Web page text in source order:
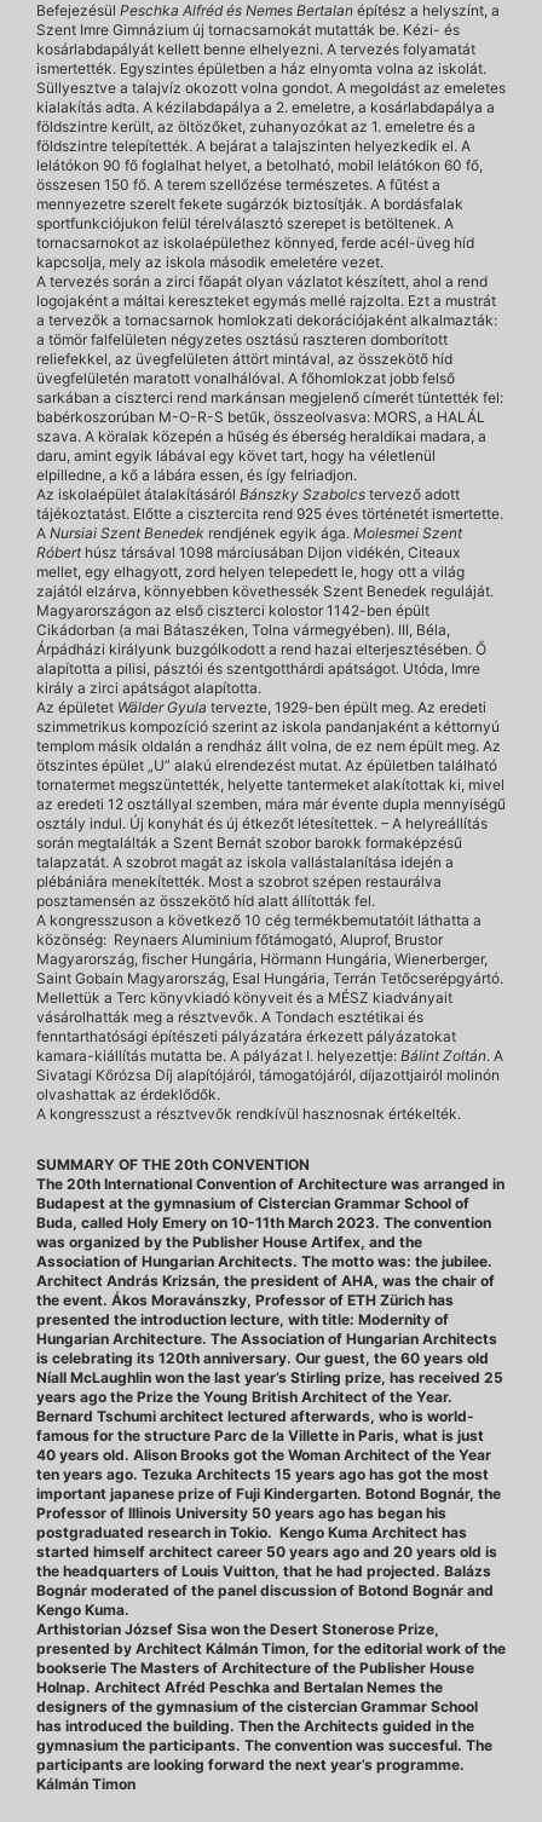
Befejezésül Peschka Alfréd és Nemes Bertalan építész a helyszínt, a
Szent Imre Gimnázium új tornacsarnokát mutatták be. Kézi- és
kosárlabdapályát kellett benne elhelyezni. A tervezés folyamatát
ismertették. Egyszintes épületben a ház elnyomta volna az iskolát.
Süllyesztve a talajvíz okozott volna gondot. A megoldást az emeletes
kialakítás adta. A kézilabdapálya a 2. emeletre, a kosárlabdapálya a
földszintre került, az öltözőket, zuhanyozókat az 1. emeletre és a
földszintre telepítették. A bejárat a talajszinten helyezkedik el. A
lelátókon 90 fő foglalhat helyet, a betolható, mobil lelátókon 60 fő,
összesen 150 fő. A terem szellőzése természetes. A fűtést a
mennyezetre szerelt fekete sugárzók biztosítják. A bordásfalak
sportfunkciójukon felül térelválasztó szerepet is betöltenek. A
tornacsarnokot az iskolaépülethez könnyed, ferde acél-üveg híd
kapcsolja, mely az iskola második emeletére vezet.
A tervezés során a zirci főapát olyan vázlatot készített, ahol a rend
logojaként a máltai kereszteket egymás mellé rajzolta. Ezt a mustrát
a tervezők a tornacsarnok homlokzati dekorációjaként alkalmazták:
a tömör falfelületen négyzetes osztású raszteren domborított
reliefekkel, az üvegfelületen áttört mintával, az összekötő híd
üvegfelületén maratott vonalhálóval. A főhomlokzat jobb felső
sarkában a ciszterci rend markánsan megjelenő címerét tüntették fel:
babérkoszorúban M-O-R-S betűk, összeolvasva: MORS, a HALÁL
szava. A köralak közepén a hűség és éberség heraldikai madara, a
daru, amint egyik lábával egy követ tart, hogy ha véletlenül
elpilledne, a kő a lábára essen, és így felriadjon.
Az iskolaépület átalakításáról Bánszky Szabolcs tervező adott
tájékoztatást. Előtte a cisztercita rend 925 éves történetét ismertette.
A Nursiai Szent Benedek rendjének egyik ága. Molesmei Szent
Róberthúsz társával 1098 márciusában Dijon vidékén, Citeaux
mellet, egy elhagyott, zord helyen telepedett le, hogy ott a világ
zajától elzárva, könnyebben követhessék Szent Benedek reguláját.
Magyarországon az első ciszterci kolostor 1142-ben épült
Cikádorban (a mai Bátaszéken, Tolna vármegyében). III, Béla,
Árpádházi királyunk buzgólkodott a rend hazai elterjesztésében. Ő
alapította a pilisi, pásztói és szentgotthárdi apátságot. Utóda, Imre
király a zirci apátságot alapította.
Az épületet Wälder Gyula tervezte, 1929-ben épült meg. Az eredeti
szimmetrikus kompozíció szerint az iskola pandanjaként a kéttornyú
templom másik oldalán a rendház állt volna, de ez nem épült meg. Az
ötszintes épület „U” alakú elrendezést mutat. Az épületben található
tornatermet megszüntették, helyette tantermeket alakítottak ki, mivel
az eredeti 12 osztállyal szemben, mára már évente dupla mennyiségű
osztály indul. Új konyhát és új étkezőt létesítettek. – A helyreállítás
során megtalálták a Szent Bernát szobor barokk formaképzésű
talapzatát. A szobrot magát az iskola vallástalanítása idején a
plébániára menekítették. Most a szobrot szépen restaurálva
posztamensén az összekötő híd alatt állították fel.
A kongresszuson a következő 10 cég termékbemutatóit láthatta a
közönség: Reynaers Aluminium főtámogató, Aluprof, Brustor
Magyarország, fischer Hungária, Hörmann Hungária, Wienerberger,
Saint Gobain Magyarország, Esal Hungária, Terrán Tetőcserépgyártó.
Mellettük a Terc könyvkiadó könyveit és a MÉSZ kiadványait
vásárolhatták meg a résztvevők. A Tondach esztétikai és
fenntarthatósági építészeti pályázatára érkezett pályázatokat
kamara-kiállítás mutatta be. A pályázat I. helyezettje: Bálint Zoltán. A
Sivatagi Kőrózsa Díj alapítójáról, támogatójáról, díjazottjairól molinón
olvashattak az érdeklődők.
A kongresszust a résztvevők rendkívül hasznosnak értékelték.
SUMMARY OF THE 20th CONVENTION
The 20th International Convention of Architecture was arranged in
Budapest at the gymnasium of Cistercian Grammar School of
Buda, called Holy Emery on 10-11th March 2023. The convention
was organized by the Publisher House Artifex, and the
Association of Hungarian Architects. The motto was: the jubilee.
Architect András Krizsán, the president of AHA, was the chair of
the event. Ákos Moravánszky, Professor of ETH Zürich has
presented the introduction lecture, with title: Modernity of
Hungarian Architecture. The Association of Hungarian Architects
is celebrating its 120th anniversary. Our guest, the 60 years old
Níall McLaughlin won the last year’s Stirling prize, has received 25
years ago the Prize the Young British Architect of the Year.
Bernard Tschumi architect lectured afterwards, who is world-
famous for the structure Parc de la Villette in Paris, what is just
40 years old. Alison Brooks got the Woman Architect of the Year
ten years ago. Tezuka Architects 15 years ago has got the most
important japanese prize of Fuji Kindergarten. Botond Bognár, the
Professor of Illinois University 50 years ago has began his
postgraduated research in Tokio. Kengo Kuma Architect has
started himself architect career 50 years ago and 20 years old is
the headquarters of Louis Vuitton, that he had projected. Balázs
Bognár moderated of the panel discussion of Botond Bognár and
Kengo Kuma.
Arthistorian József Sisa won the Desert Stonerose Prize,
presented by Architect Kálmán Timon, for the editorial work of the
bookserie The Masters of Architecture of the Publisher House
Holnap. Architect Afréd Peschka and Bertalan Nemes the
designers of the gymnasium of the cistercian Grammar School
has introduced the building. Then the Architects guided in the
gymnasium the participants. The convention was succesful. The
participants are looking forward the next year’s programme.
Kálmán Timon